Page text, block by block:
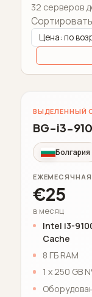
32 серверов
ВЫДЕЛЕННЫЙ
BG-i3-
Болгария
€25
в месяц
Intel i3-
Cache
8 ГБ RAM
1 x 250 GB